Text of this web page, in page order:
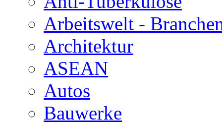
Arbeitswelt -
Architektur
ASEAN
Autos
Bauwerke